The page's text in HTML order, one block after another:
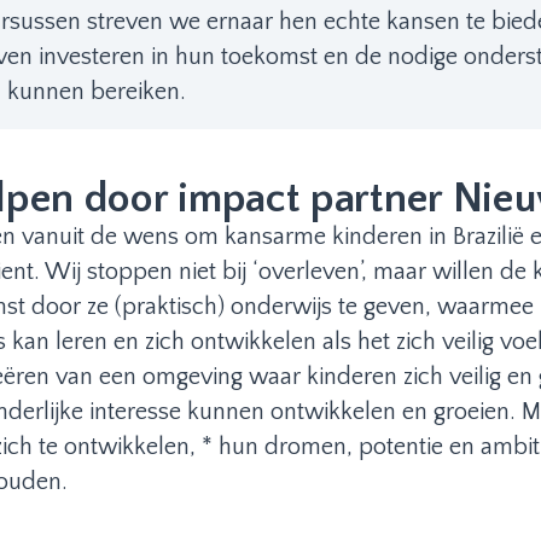
streven we ernaar hen echte kansen te
investeren in hun toekomst en de nodige
bereiken.
door impact partner
vanuit de wens om kansarme kinderen in
Wij stoppen niet bij ‘overleven’, maar willen
door ze (praktisch) onderwijs te geven,
kan leren en zich ontwikkelen als het zich veilig
van een omgeving waar kinderen zich veilig
interesse kunnen ontwikkelen en groeien.
te ontwikkelen, * hun dromen, potentie en